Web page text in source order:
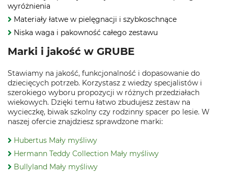
wyróżnienia
Materiały łatwe w pielęgnacji i szybkoschnące
Niska waga i pakowność całego zestawu
Marki i jakość w GRUBE
Stawiamy na jakość, funkcjonalność i dopasowanie do
dziecięcych potrzeb. Korzystasz z wiedzy specjalistów i
szerokiego wyboru propozycji w różnych przedziałach
wiekowych. Dzięki temu łatwo zbudujesz zestaw na
wycieczkę, biwak szkolny czy rodzinny spacer po lesie. W
naszej ofercie znajdziesz sprawdzone marki:
Hubertus Mały myśliwy
Hermann Teddy Collection Mały myśliwy
Bullyland Mały myśliwy